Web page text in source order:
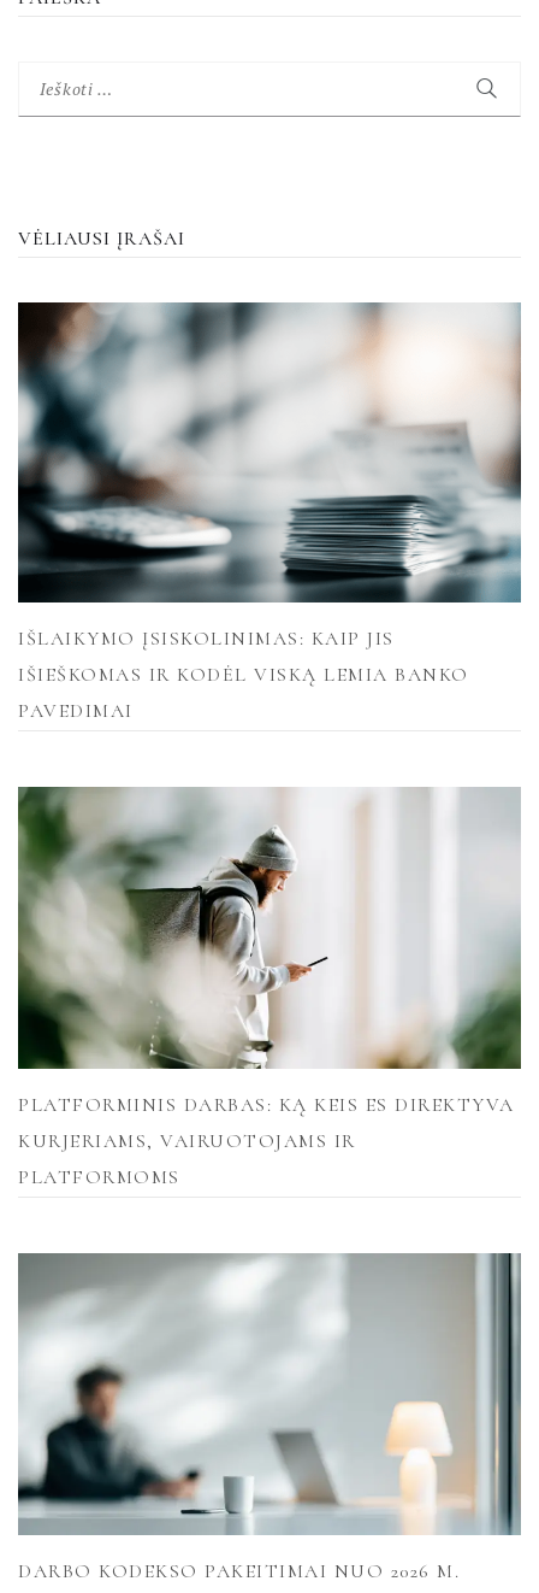
Ieškoti:
VĖLIAUSI ĮRAŠAI
IŠLAIKYMO ĮSISKOLINIMAS: KAIP JIS
IŠIEŠKOMAS IR KODĖL VISKĄ LEMIA BANKO
PAVEDIMAI
PLATFORMINIS DARBAS: KĄ KEIS ES DIREKTYVA
KURJERIAMS, VAIRUOTOJAMS IR
PLATFORMOMS
DARBO KODEKSO PAKEITIMAI NUO 2026 M.